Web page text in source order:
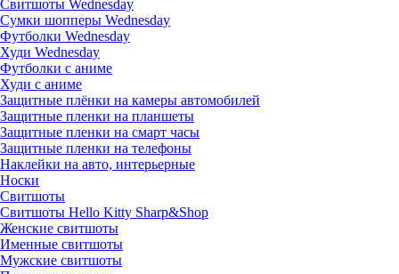
Свитшоты Wednesday
Сумки шопперы Wednesday
Футболки Wednesday
Худи Wednesday
Футболки с аниме
Худи с аниме
Защитные плёнки на камеры автомобилей
Защитные пленки на планшеты
Защитные пленки на смарт часы
Защитные пленки на телефоны
Наклейки на авто, интерьерные
Носки
Свитшоты
Cвитшоты Hello Kitty Sharp&Shop
Женские свитшоты
Именные свитшоты
Мужские свитшоты